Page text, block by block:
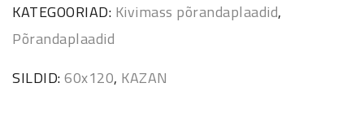
KATEGOORIAD: Kivimass põrandaplaadid,
Põrandaplaadid
SILDID:60x120, KAZAN